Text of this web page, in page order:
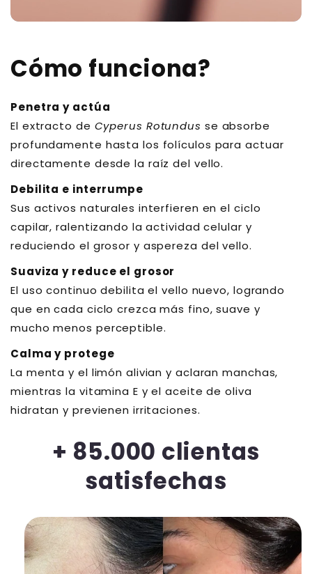
Cómo funciona?
Penetra y actúa
El extracto de Cyperus Rotundus se absorbe
profundamente hasta los folículos para actuar
directamente desde la raíz del vello.
Debilita e interrumpe
Sus activos naturales interfieren en el ciclo
capilar, ralentizando la actividad celular y
reduciendo el grosor y aspereza del vello.
Suaviza y reduce el grosor
El uso continuo debilita el vello nuevo, logrando
que en cada ciclo crezca más fino, suave y
mucho menos perceptible.
Calma y protege
La menta y el limón alivian y aclaran manchas,
mientras la vitamina E y el aceite de oliva
hidratan y previenen irritaciones.
+ 85.000 clientas
satisfechas